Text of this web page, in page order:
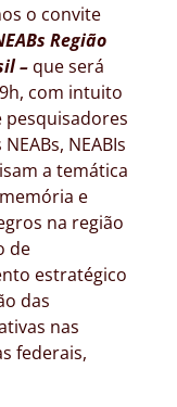
o convite
Região
– que será
com intuito
NEABIs
a temática
e
na região
de
estratégico
das
nas
federais,